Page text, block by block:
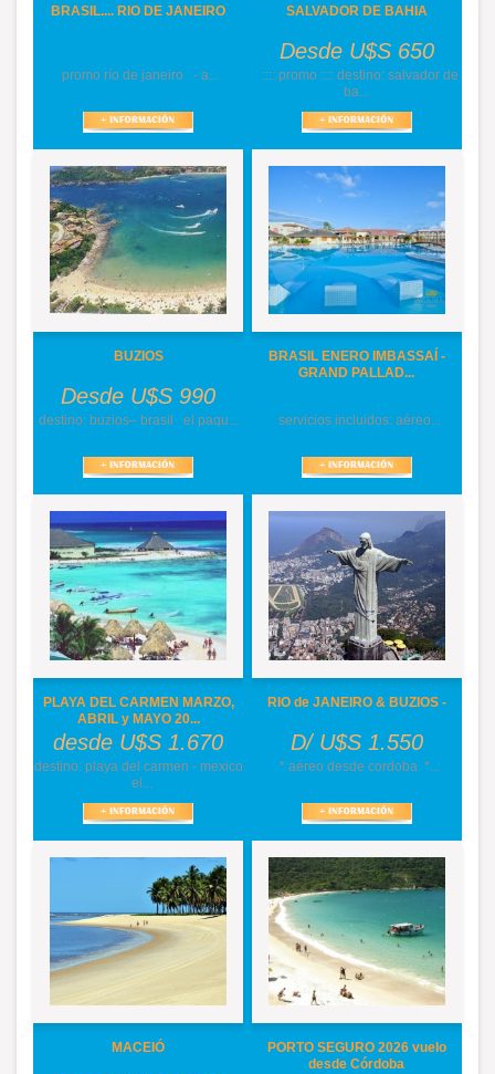
BRASIL.... RIO DE JANEIRO
promo río de janeiro - a...
SALVADOR DE BAHIA
Desde U$S 650
:::: promo :::: destino: salvador de
ba...
BUZIOS
Desde U$S 990
destino: buzios– brasil el paqu...
BRASIL ENERO IMBASSAÍ -
GRAND PALLAD...
servicios incluidos: aéreo...
PLAYA DEL CARMEN MARZO,
ABRIL y MAYO 20...
desde U$S 1.670
destino: playa del carmen - mexico
el...
RIO de JANEIRO & BUZIOS -
D/ U$S 1.550
* aéreo desde cordoba *...
MACEIÓ
PORTO SEGURO 2026 vuelo
desde Córdoba